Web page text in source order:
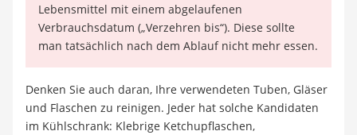
Lebensmittel mit einem abgelaufenen
Verbrauchsdatum („Verzehren bis“). Diese sollte
man tatsächlich nach dem Ablauf nicht mehr essen.
Denken Sie auch daran, Ihre verwendeten Tuben, Gläser
und Flaschen zu reinigen. Jeder hat solche Kandidaten
im Kühlschrank: Klebrige Ketchupflaschen,